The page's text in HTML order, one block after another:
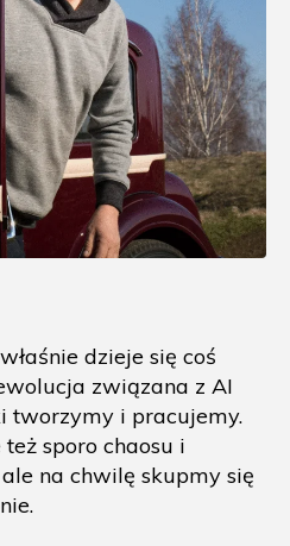
dzieje się coś
związana z AI
tworzymy i pracujemy.
sporo chaosu i
na chwilę skupmy się